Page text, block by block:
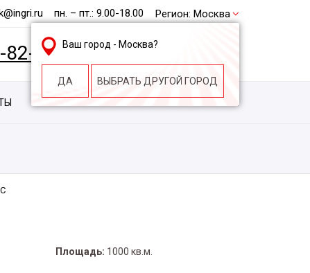
пн. – пт.: 9.00-18.00 Регион: Москва
Ваш город - Москва?
ДА ВЫБРАТЬ ДРУГОЙ ГОРОД
82-62
Площадь: 1000 кв.м.